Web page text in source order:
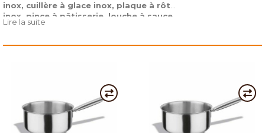
inox, cuillère à glace inox, plaque à rôtir
inox, pince à pâtisserie, louche à sauce
bec verseur, louche inox, fouet inox,
faitout inox…
Lire la suite